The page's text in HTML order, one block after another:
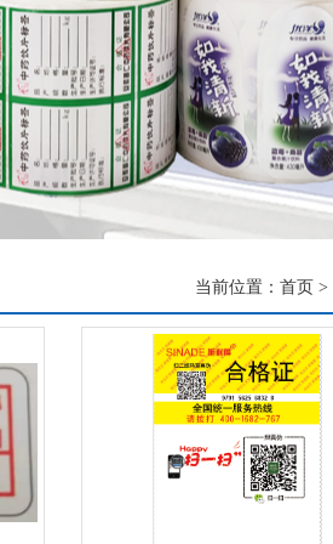
当前位置： 首页 >